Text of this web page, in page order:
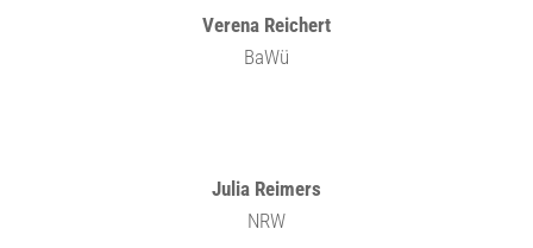
Verena Reichert
BaWü
Julia Reimers
NRW